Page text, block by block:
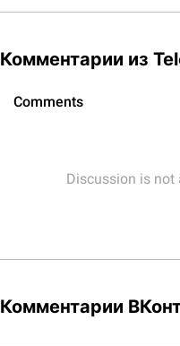
Комментарии из
Комментарии